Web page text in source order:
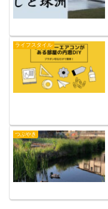
ライフスタイル
つぶやき